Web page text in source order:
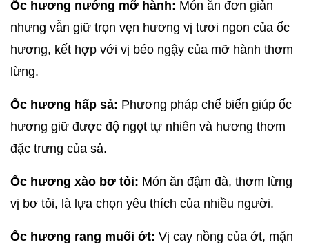
Ốc hương nướng mỡ hành: Món ăn đơn giản
nhưng vẫn giữ trọn vẹn hương vị tươi ngon của ốc
hương, kết hợp với vị béo ngậy của mỡ hành thơm
lừng.
Ốc hương hấp sả: Phương pháp chế biến giúp ốc
hương giữ được độ ngọt tự nhiên và hương thơm
đặc trưng của sả.
Ốc hương xào bơ tỏi: Món ăn đậm đà, thơm lừng
vị bơ tỏi, là lựa chọn yêu thích của nhiều người.
Ốc hương rang muối ớt: Vị cay nồng của ớt, mặn